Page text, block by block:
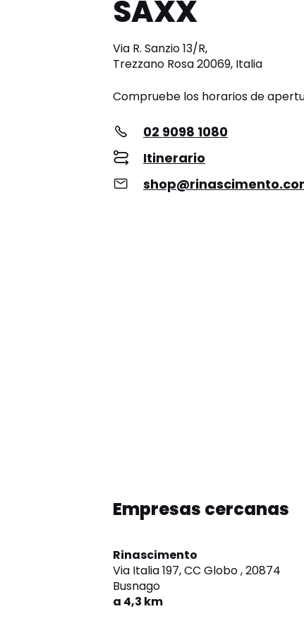
SAXX
Via R. Sanzio 13/R,
Trezzano Rosa 20069, Italia
Compruebe los horarios de
02 9098 1080
Itinerario
Empresas cercanas
Rinascimento
Via Italia 197, CC Globo ,20874
Busnago
a 4,3 km